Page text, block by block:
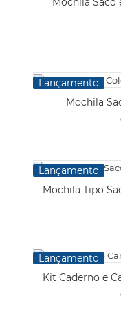
Lançamento
Mochila
Lançamento
Mochila Tipo
Lançamento
Kit Caderno e